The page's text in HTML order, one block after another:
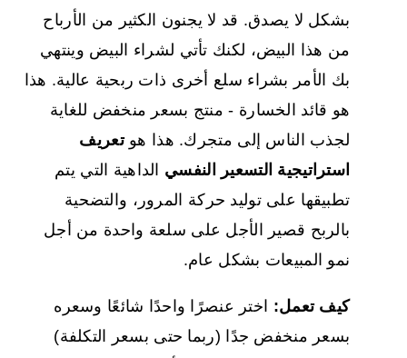
بشكل لا يصدق. قد لا يجنون الكثير من الأرباح
من هذا البيض، لكنك تأتي لشراء البيض وينتهي
بك الأمر بشراء سلع أخرى ذات ربحية عالية. هذا
هو قائد الخسارة - منتج بسعر منخفض للغاية
لجذب الناس إلى متجرك. هذا هوتعريف
استراتيجية التسعير النفسي الداهية التي يتم
تطبيقها على توليد حركة المرور، والتضحية
بالربح قصير الأجل على سلعة واحدة من أجل
نمو المبيعات بشكل عام.
كيف تعمل: اختر عنصرًا واحدًا شائعًا وسعره
بسعر منخفض جدًا (ربما حتى بسعر التكلفة)